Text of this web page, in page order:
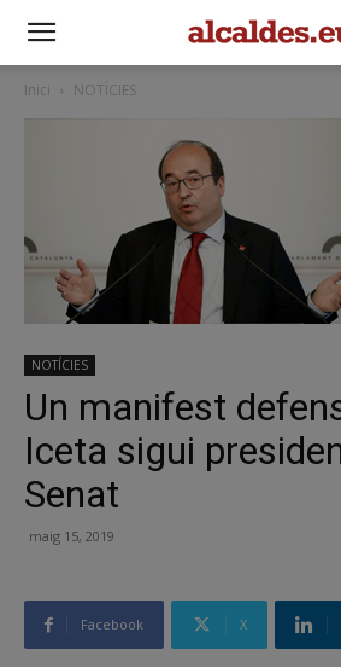
Inici NOTÍCIES
NOTÍCIES
Un manifest
Iceta sigui
Senat
maig 15, 2019
Facebook X